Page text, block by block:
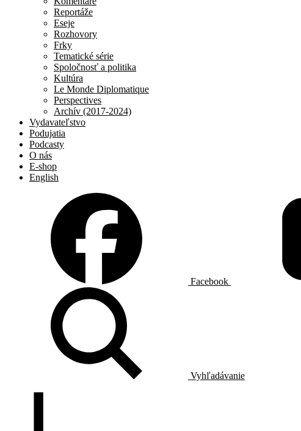
Reportáže
Eseje
Rozhovory
Frky
Tematické série
Spoločnosť a politika
Kultúra
Le Monde Diplomatique
Perspectives
Archív (2017-2024)
Vydavateľstvo
Podujatia
Podcasty
O nás
E-shop
English
Facebook
Vyhľadávanie